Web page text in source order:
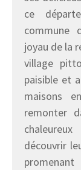
ce
commune
joyau de la
village
paisible et
maisons
remonter
découvrir